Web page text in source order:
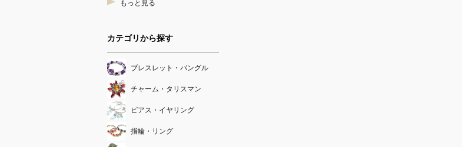
もっと見る
カテゴリから探す
ブレスレット・バングル
チャーム・タリスマン
ピアス・イヤリング
指輪・リング